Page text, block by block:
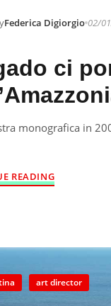
Federica Digiorgio 02/
ci
monografica in
READING
art director